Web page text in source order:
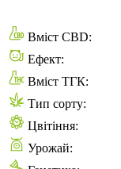
Вміст CBD:
Ефект:
Вміст ТГК:
Тип сорту:
Цвітіння:
Урожай: